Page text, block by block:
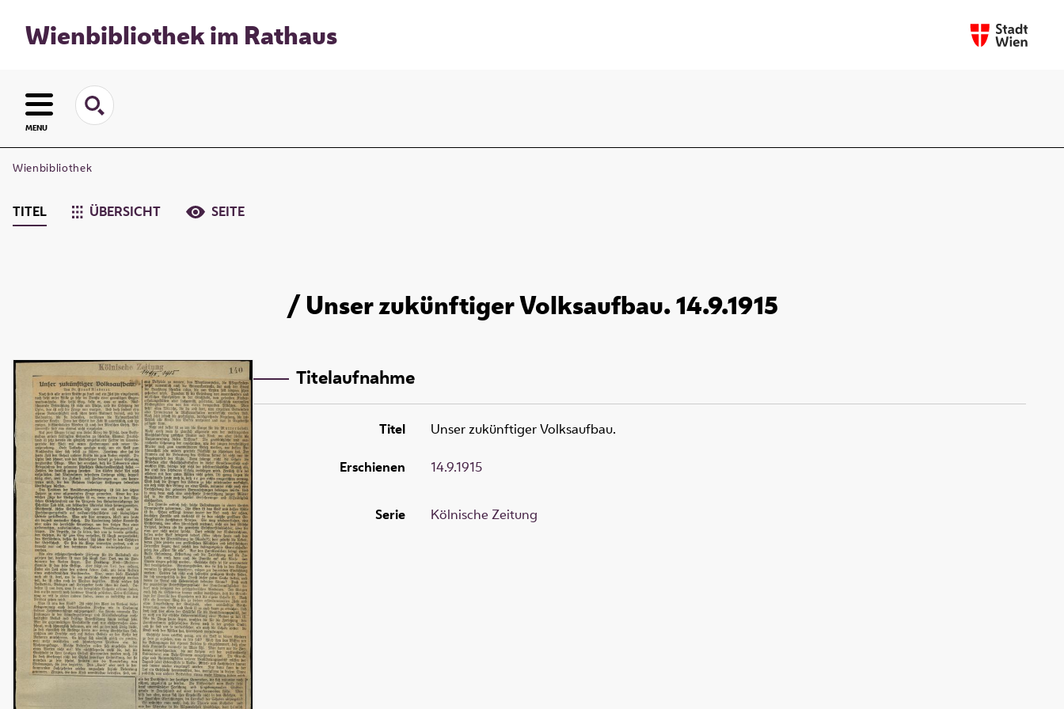
Wienbibliothek im Rathaus
MENU
Wienbibliothek
TITEL ÜBERSICHT SEITE
/ Unser zukünftiger Volksaufbau. 14.9.1915
Titelaufnahme
Titel Unser zukünftiger Volksaufbau.
Erschienen 14.9.1915
Serie Kölnische Zeitung